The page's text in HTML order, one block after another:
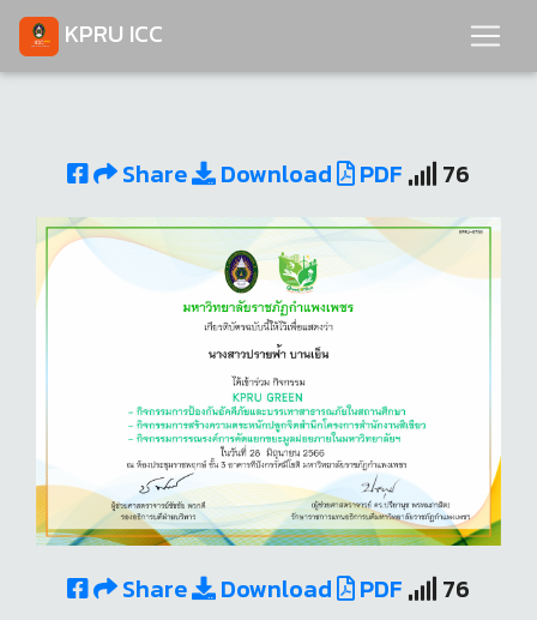
KPRU ICC
Share Download PDF 76
Share Download PDF 76